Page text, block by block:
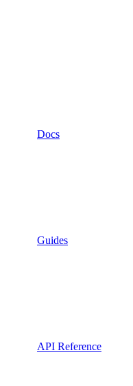
Docs
Guides
API Reference